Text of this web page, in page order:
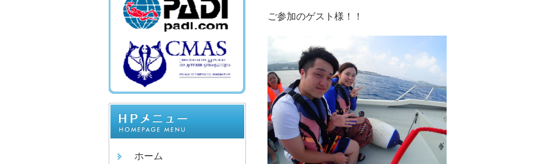
ホーム
ご参加のゲスト様！！